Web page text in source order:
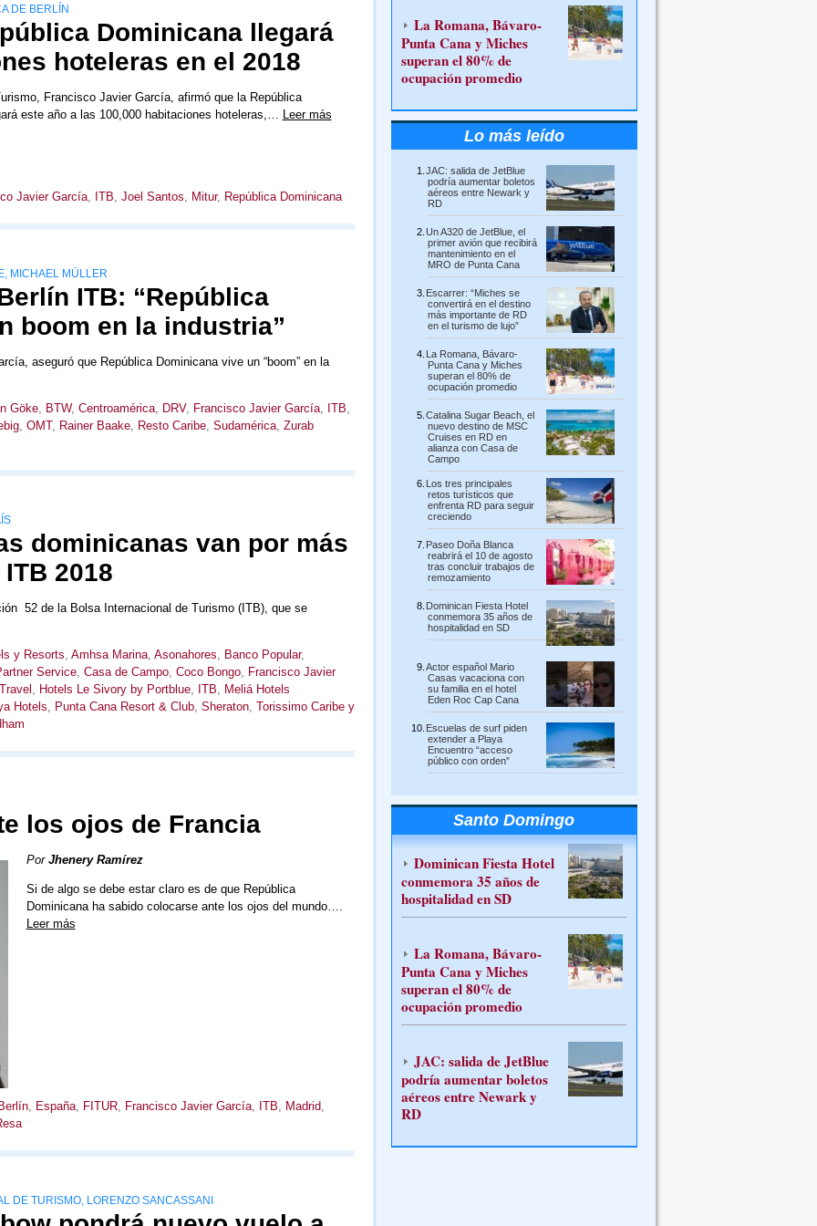
DE BERLÍN
Dominicana llegará
hoteleras en el 2018
Francisco Javier García, afirmó que la República
este año a las 100,000 habitaciones hoteleras,… Leer más
Javier García, ITB Joel Santos Mitur, República Dominicana
MICHAEL MÜLLER
ITB: “República
boom en la industria”
aseguró que República Dominicana vive un “boom” en la
Göke, BTW, Centroamérica, DRV, Francisco Javier García, ITB
, OMT, Rainer Baake, Resto Caribe, Sudamérica, Zurab
dominicanas van por más
2018
52 de la Bolsa Internacional de Turismo (ITB), que se
y Resorts Amhsa Marina, Asonahores Banco Popular,
Service, Casa de Campo, Coco Bongo, Francisco Javier
Hotels Le Sivory by Portblue, ITB
Meliá Hotels
Hotels
Punta Cana Resort & Club, Sheraton, Torissimo Caribe y
los ojos de Francia
Por Jhenery Ramírez
Si de algo se debe estar claro es de que República
Dominicana ha sabido colocarse ante los ojos del mundo….
Leer más
, España, FITUR, Francisco Javier García, ITB Madrid,
DE TURISMO, LORENZO SANCASSANI
La Romana, Bávaro-
Punta Cana y Miches
superan el 80% de
ocupación promedio
Lo más leído
JAC: salida de JetBlue
podría aumentar boletos
aéreos entre Newark y
RD
Un A320 de JetBlue, el
primer avión que recibirá
mantenimiento en el
MRO de Punta Cana
Escarrer: “Miches se
convertirá en el destino
más importante de RD
en el turismo de lujo”
La Romana, Bávaro-
Punta Cana y Miches
superan el 80% de
ocupación promedio
Catalina Sugar Beach, el
nuevo destino de MSC
Cruises en RD en
alianza con Casa de
Campo
Los tres principales
retos turísticos que
enfrenta RD para seguir
creciendo
Paseo Doña Blanca
reabrirá el 10 de agosto
tras concluir trabajos de
remozamiento
Dominican Fiesta Hotel
conmemora 35 años de
hospitalidad en SD
Actor español Mario
Casas vacaciona con
su familia en el hotel
Eden Roc Cap Cana
Escuelas de surf piden
extender a Playa
Encuentro “acceso
público con orden”
Santo Domingo
Dominican Fiesta Hotel
conmemora 35 años de
hospitalidad en SD
La Romana, Bávaro-
Punta Cana y Miches
superan el 80% de
ocupación promedio
JAC: salida de JetBlue
podría aumentar boletos
aéreos entre Newark y
RD